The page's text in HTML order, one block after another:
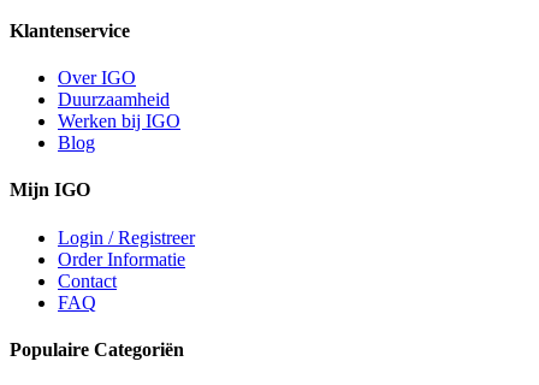
Klantenservice
Over IGO
Duurzaamheid
Werken bij IGO
Blog
Mijn IGO
Login / Registreer
Order Informatie
Contact
FAQ
Populaire Categoriën